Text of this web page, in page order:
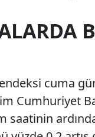
cuma
Cumhuriyet
saatinin